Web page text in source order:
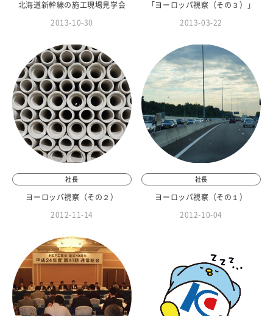
北海道新幹線の施工現場見学会
2013-10-30
「ヨーロッパ視察（その３）」
2013-03-22
社長
ヨーロッパ視察（その２）
2012-11-14
社長
ヨーロッパ視察（その１）
2012-10-04